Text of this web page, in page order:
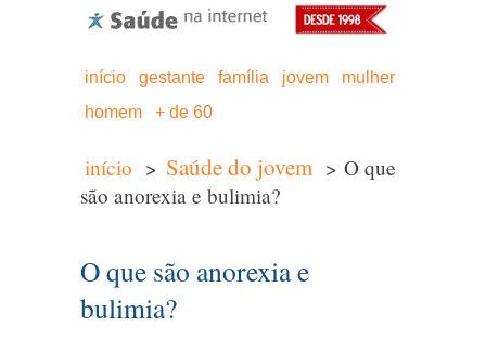
início gestante família jovem
mulher
homem
+ de 60
início > Saúde do jovem > O que
são anorexia e bulimia?
O que são anorexia e
bulimia?